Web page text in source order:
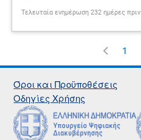
Τελευταία ενημέρωση 232 ημέρες πριν
Όροι και Προϋποθέσεις
Οδηγίες Χρήσης